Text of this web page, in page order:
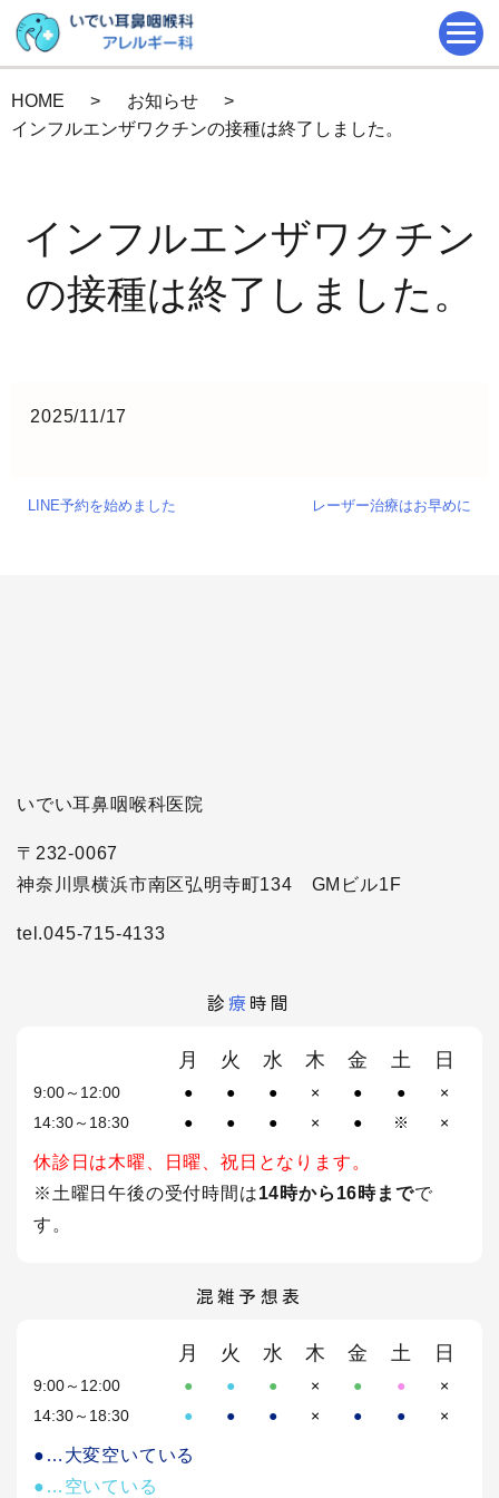
HOME
お知らせ
インフルエンザワクチンの接種は終了しました。
インフルエンザワクチン
の接種は終了しました。
2025/11/17
LINE予約を始めました レーザー治療はお早めに
いでい耳鼻咽喉科医院
〒232-0067
神奈川県横浜市南区弘明寺町134 GMビル1F
tel.045-715-4133
診 療 時間
月 火 水 木 金 土 日
9:00～12:00 ● ● ● × ● ●
×
14:30～18:30
● ● ● × ● ※ ×
休診日は木曜、日曜、祝日となります。
※土曜日午後の受付時間は14時から16時までで
す。
混雑予想表
月 火 水 木 金 土 日
9:00～12:00 ● ● ● × ● ●
×
14:30～18:30
● ● ● × ● ● ×
●…大変空いている
●…空いている